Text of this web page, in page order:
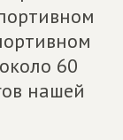
60
нашей